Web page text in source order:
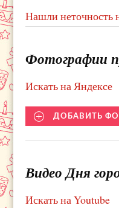
Нашли неточность
Фотографии
Искать на Яндексе
ДОБАВИТЬ
Видео Дня
Искать на Youtube